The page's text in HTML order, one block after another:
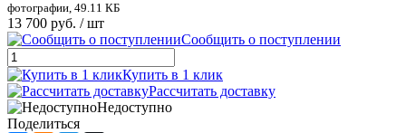
фотографии, 49.11 КБ
13 700 руб. / шт
Сообщить о поступлении
Купить в 1 клик
Рассчитать доставку
Недоступно
Поделиться